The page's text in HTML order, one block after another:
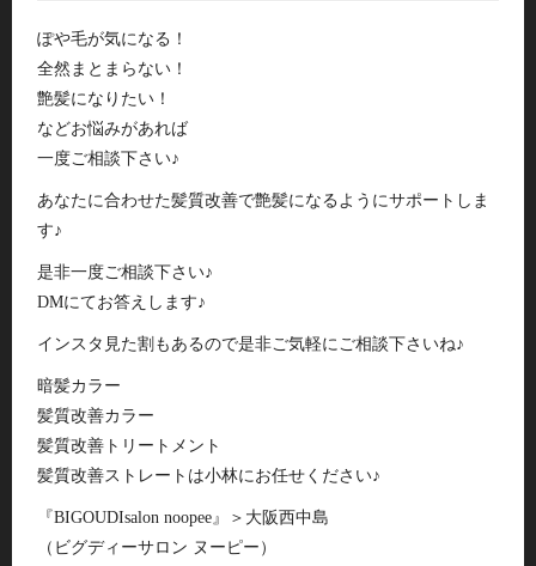
ぽや毛が気になる！
全然まとまらない！
艶髪になりたい！
などお悩みがあれば
一度ご相談下さい♪
あなたに合わせた髪質改善で艶髪になるようにサポートしま
す♪
是非一度ご相談下さい♪
DMにてお答えします♪
インスタ見た割もあるので是非ご気軽にご相談下さいね♪
暗髪カラー
髪質改善カラー
髪質改善トリートメント
髪質改善ストレートは小林にお任せください♪
『BIGOUDIsalon noopee』＞大阪西中島
（ビグディーサロン ヌーピー）